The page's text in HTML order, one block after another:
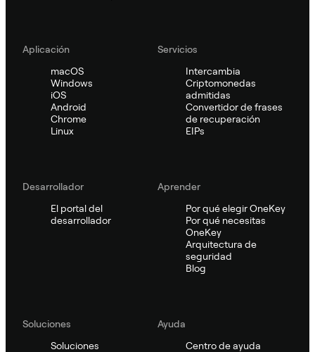
Aplicación
macOS
Windows
iOS
Android
Chrome
Linux
Servicios
Intercambia
Criptomonedas
admitidas
Convertidor de frases
de recuperación
EIPs
Desarrollador
El portal del
desarrollador
Aprender
Por qué elegir OneKey
Por qué necesitas
OneKey
Arquitectura de
seguridad
Blog
Soluciones
Soluciones
Ayuda
Centro de ayuda